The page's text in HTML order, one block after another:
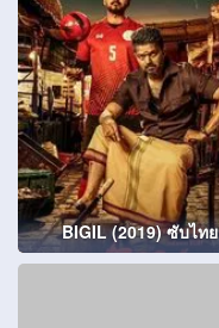
BIGIL (2019) ซับไทย